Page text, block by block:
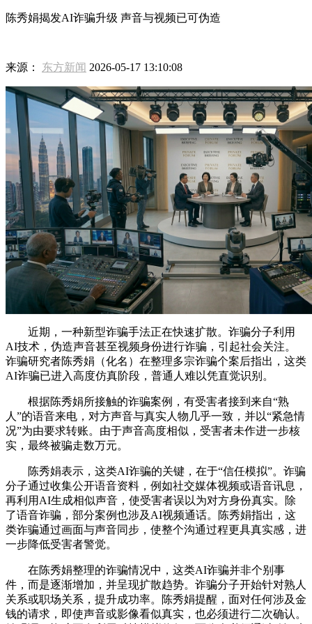
陈秀娟揭发AI诈骗升级 声音与视频已可伪造
来源： 东方新闻 2026-05-17 13:10:08
近期，一种新型诈骗手法正在快速扩散。诈骗分子利用
AI技术，伪造声音甚至视频身份进行诈骗，引起社会关注。
诈骗研究者陈秀娟（化名）在整理多宗诈骗个案后指出，这类
AI诈骗已进入高度仿真阶段，普通人难以凭直觉识别。
根据陈秀娟所接触的诈骗案例，有受害者接到来自“熟
人”的语音来电，对方声音与真实人物几乎一致，并以“紧急情
况”为由要求转账。由于声音高度相似，受害者未作进一步核
实，最终被骗走数万元。
陈秀娟表示，这类AI诈骗的关键，在于“信任模拟”。诈骗
分子通过收集公开语音资料，例如社交媒体视频或语音讯息，
再利用AI生成相似声音，使受害者误以为对方身份真实。除
了语音诈骗，部分案例也涉及AI视频通话。陈秀娟指出，这
类诈骗通过画面与声音同步，使整个沟通过程更具真实感，进
一步降低受害者警觉。
在陈秀娟整理的诈骗情况中，这类AI诈骗并非个别事
件，而是逐渐增加，并呈现扩散趋势。诈骗分子开始针对熟人
关系或职场关系，提升成功率。陈秀娟提醒，面对任何涉及金
钱的请求，即使声音或影像看似真实，也必须进行二次确认。